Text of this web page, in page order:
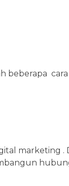
beberapa
marketing